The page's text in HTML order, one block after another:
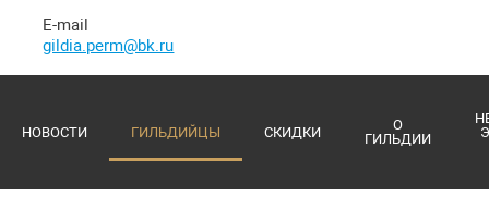
E-mail
gildia.perm@bk.ru
НОВОСТИ ГИЛЬДИЙЦЫ СКИДКИ
О
ГИЛЬДИИ